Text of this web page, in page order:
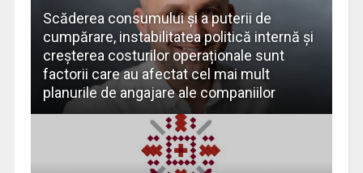
Scăderea consumului și a puterii de
cumpărare, instabilitatea politică internă și
creșterea costurilor operaționale sunt
factorii care au afectat cel mai mult
planurile de angajare ale companiilor